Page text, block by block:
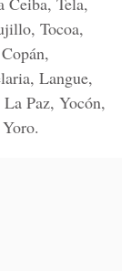
Tocoa,
Langue,
Paz, Yocón,